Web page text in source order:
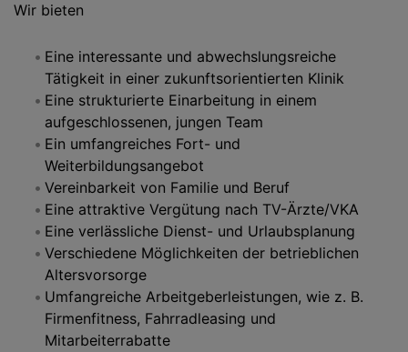
Wir bieten
Eine interessante und abwechslungsreiche
Tätigkeit in einer zukunftsorientierten Klinik
Eine strukturierte Einarbeitung in einem
aufgeschlossenen, jungen Team
Ein umfangreiches Fort- und
Weiterbildungsangebot
Vereinbarkeit von Familie und Beruf
Eine attraktive Vergütung nach TV-Ärzte/VKA
Eine verlässliche Dienst- und Urlaubsplanung
Verschiedene Möglichkeiten der betrieblichen
Altersvorsorge
Umfangreiche Arbeitgeberleistungen, wie z. B.
Firmenfitness, Fahrradleasing und
Mitarbeiterrabatte